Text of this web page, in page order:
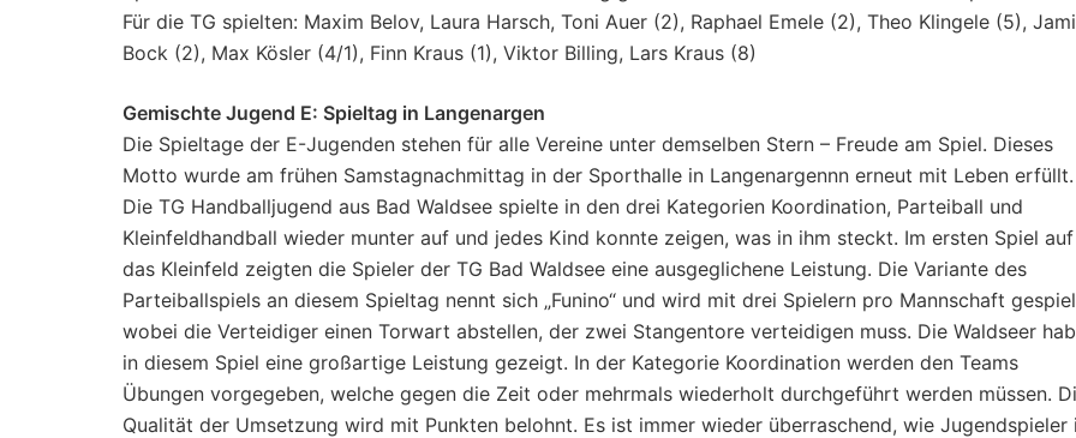
Für die TG spielten: Maxim Belov, Laura Harsch, Toni Auer (2), Raphael Emele (2), Theo Klingele (5),
Bock (2), Max Kösler (4/1), Finn Kraus (1), Viktor Billing, Lars Kraus (8)
Gemischte Jugend E: Spieltag in Langenargen
Die Spieltage der E-Jugenden stehen für alle Vereine unter demselben Stern – Freude am Spiel. Dieses
Motto wurde am frühen Samstagnachmittag in der Sporthalle in Langenargennn erneut mit Leben erfüllt.
Die TG Handballjugend aus Bad Waldsee spielte in den drei Kategorien Koordination, Parteiball und
Kleinfeldhandball wieder munter auf und jedes Kind konnte zeigen, was in ihm steckt. Im ersten Spiel auf
das Kleinfeld zeigten die Spieler der TG Bad Waldsee eine ausgeglichene Leistung. Die Variante des
Parteiballspiels an diesem Spieltag nennt sich „Funino“ und wird mit drei Spielern pro Mannschaft
wobei die Verteidiger einen Torwart abstellen, der zwei Stangentore verteidigen muss. Die Waldseer
in diesem Spiel eine großartige Leistung gezeigt. In der Kategorie Koordination werden den Teams
Übungen vorgegeben, welche gegen die Zeit oder mehrmals wiederholt durchgeführt werden müssen.
Qualität der Umsetzung wird mit Punkten belohnt. Es ist immer wieder überraschend, wie Jugendspieler